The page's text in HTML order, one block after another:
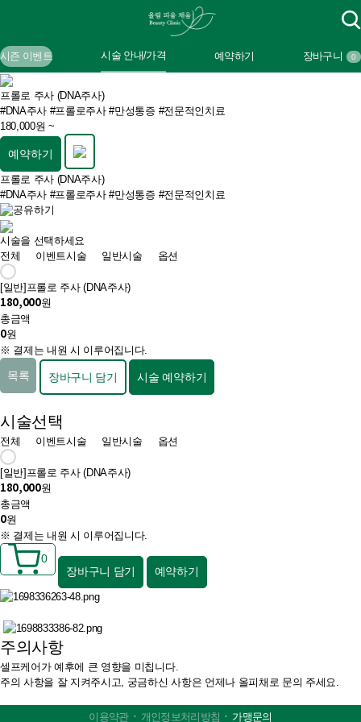
시즌 이벤트 시술 안내/가격 예약하기 장바구니 0
프롤로 주사 (DNA주사)
#DNA주사 #프롤로주사#만성통증 #전문적인치료
180,000원 ~
예약하기
프롤로 주사 (DNA주사)
#DNA주사 #프롤로주사#만성통증 #전문적인치료
시술을 선택하세요
전체
이벤트시술 일반시술 옵션
[일반] 프롤로 주사 (DNA주사)
180,000원
총금액
0원
※ 결제는 내원 시 이루어집니다.
목록 장바구니 담기 시술 예약하기
시술선택
전체 이벤트시술 일반시술 옵션
[일반] 프롤로 주사 (DNA주사)
180,000원
총금액
0원
※ 결제는 내원 시 이루어집니다.
0
장바구니 담기
예약하기
주의사항
셀프케어가 예후에 큰 영향을 미칩니다.
주의 사항을 잘 지켜주시고, 궁금하신 사항은 언제나 올피채로 문의 주세요.
이용약관ㆍ 개인정보처리방침 ㆍ 가맹문의